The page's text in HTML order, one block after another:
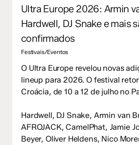
Ultra Europe 2026: Armin
Hardwell, DJ Snake e mais
confirmados
Festivais/Eventos
O Ultra Europe revelou novas
lineup para 2026. O festival
Croácia, de 10 a 12 de julho no
Hardwell, DJ Snake, Armin van
AFROJACK, CamelPhat, Jamie
Beyer, Oliver Heldens, Nico